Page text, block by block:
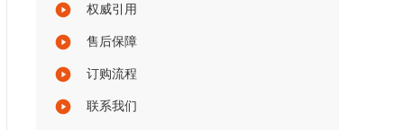
权威引用
售后保障
订购流程
联系我们